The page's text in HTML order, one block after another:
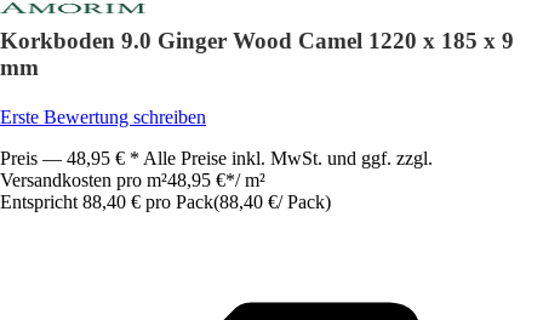
Korkboden 9.0 Ginger Wood Camel 1220 x 185 x 9
mm
Erste Bewertung schreiben
Preis — 48,95 € * Alle Preise inkl. MwSt. und ggf. zzgl.
Versandkosten pro m²48,95 €*/ m²
Entspricht 88,40 € pro Pack(88,40 €/ Pack)